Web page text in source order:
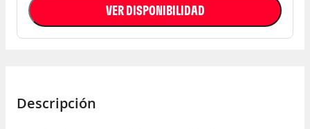
VER DISPONIBILIDAD
Descripción